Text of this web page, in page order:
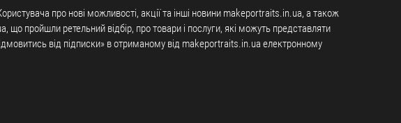
про нові можливості, акції та інші новини makeportraits.in.ua, а також
пройшли ретельний відбір, про товари і послуги, які можуть представляти
від підписки» в отриманому від makeportraits.in.ua електронному